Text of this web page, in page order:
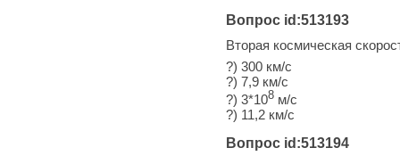
Вопрос id:513193
Вторая космическая
?) 300 км/с
?) 7,9 км/с
?) 3*108 м/с
?) 11,2 км/с
Вопрос id:513194